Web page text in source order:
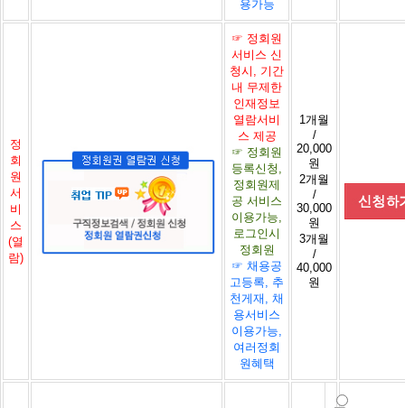
용가능
정
회
원
서
비
스
(열
람)
☞ 정회원
서비스 신
청시, 기간
내 무제한
인재정보
열람서비
스 제공
☞ 정회원
등록신청,
정회원제
공 서비스
이용가능,
로그인시
정회원
☞ 채용공
고등록, 추
천게재, 채
용서비스
이용가능,
여러정회
원혜택
1개월
/
20,000
원
2개월
/
30,000
원
3개월
/
40,000
원